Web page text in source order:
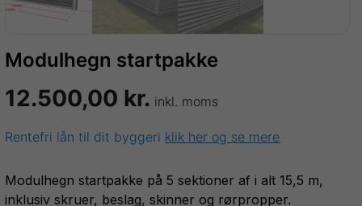
Modulhegn startpakke
12.500,00 kr. inkl. moms
Rentefri lån til dit byggeri klik her og se mere
Modulhegn startpakke på 5 sektioner af i alt 15,5 m,
inklusiv skruer, beslag, skinner og rørpropper.